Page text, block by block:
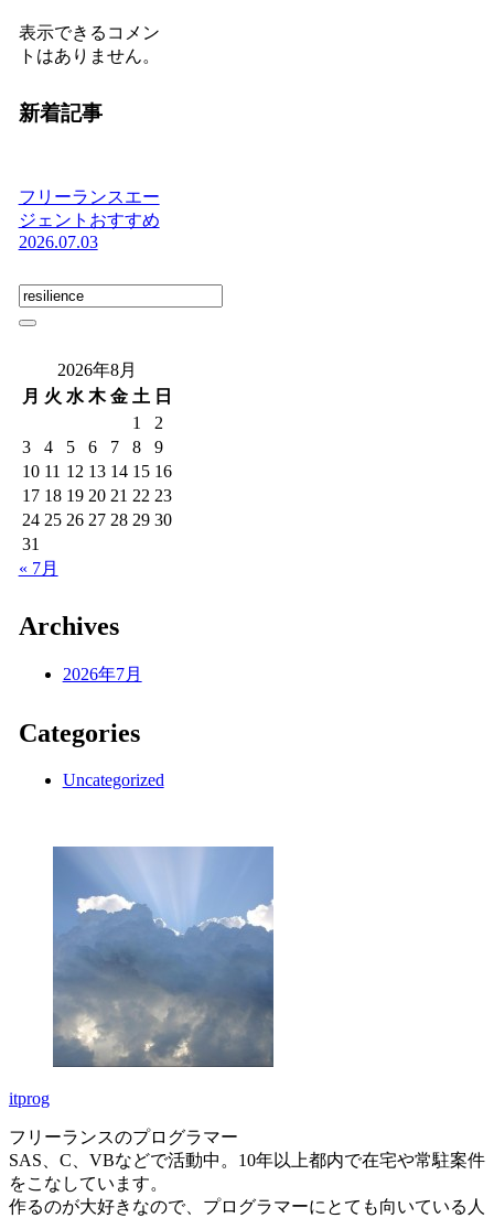
表示できるコメン
トはありません。
新着記事
フリーランスエー
ジェントおすすめ
2026.07.03
2026年8月
月 火 水 木 金 土 日
1
2
3
4 5 6 7 8
9
10 11 12 13 14 15 16
17 18 19 20 21 22 23
24 25 26 27 28 29 30
31
« 7月
Archives
2026年7月
Categories
Uncategorized
itprog
フリーランスのプログラマー
SAS、C、VBなどで活動中。10年以上都内で在宅や常駐案件
をこなしています。
作るのが大好きなので、プログラマーにとても向いている人